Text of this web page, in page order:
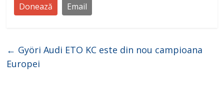
Donează
Email
← Györi Audi ETO KC este din nou campioana
Europei